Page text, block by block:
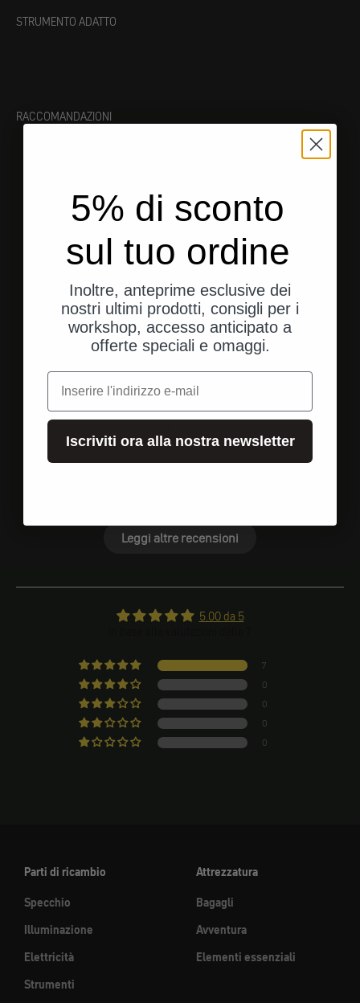
STRUMENTO ADATTO
RACCOMANDAZIONI
Spedizione dagli Stati Uniti
Spedizione rapida e diretta al tuo indirizzo.
Vai all'elemento 1
Vai all'elemento 2
Vai all'elemento 3
Leggi altre recensioni
5.00 da 5
7
0
0
0
0
Parti di ricambio
Specchio
Illuminazione
Elettricità
Strumenti
Attrezzatura
Bagagli
Avventura
Elementi essenziali
5% di sconto
sul tuo ordine
Inoltre, anteprime esclusive dei
nostri ultimi prodotti, consigli per i
workshop, accesso anticipato a
offerte speciali e omaggi.
e-mail
Iscriviti ora alla nostra newsletter